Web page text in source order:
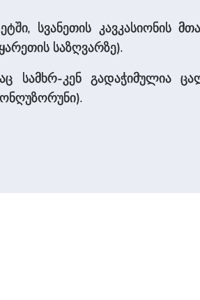
სვანეთის კავკასიონის
საზღვარზე).
სამხრ-კენ გადაჭიმულია